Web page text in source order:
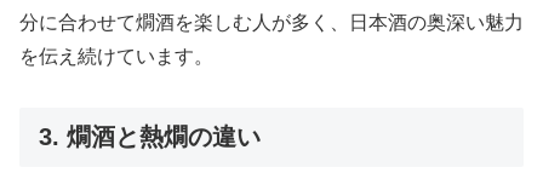
分に合わせて燗酒を楽しむ人が多く、日本酒の奥深い魅力
を伝え続けています。
3. 燗酒と熱燗の違い